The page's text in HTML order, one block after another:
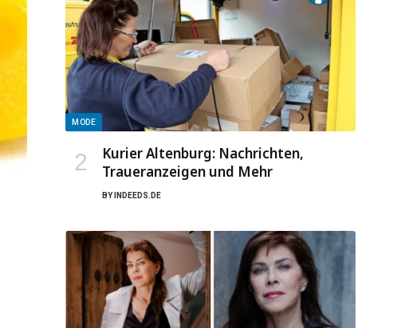
MODE
Kurier Altenburg: Nachrichten,
Traueranzeigen und Mehr
BY INDEEDS.DE